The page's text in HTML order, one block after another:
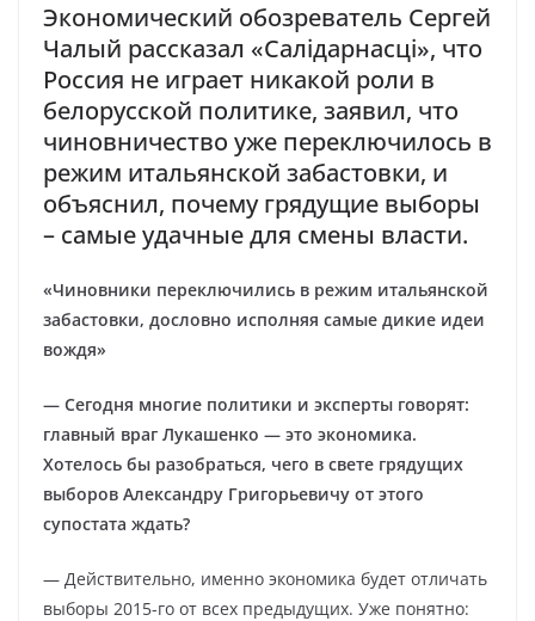
Экономический обозреватель Сергей
Чалый рассказал «Салідарнасці», что
Россия не играет никакой роли в
белорусской политике, заявил, что
чиновничество уже переключилось в
режим итальянской забастовки, и
объяснил, почему грядущие выборы
– самые удачные для смены власти.
«Чиновники переключились в режим итальянской
забастовки, дословно исполняя самые дикие идеи
вождя»
— Сегодня многие политики и эксперты говорят:
главный враг Лукашенко — это экономика.
Хотелось бы разобраться, чего в свете грядущих
выборов Александру Григорьевичу от этого
супостата ждать?
— Действительно, именно экономика будет отличать
выборы 2015-го от всех предыдущих. Уже понятно: